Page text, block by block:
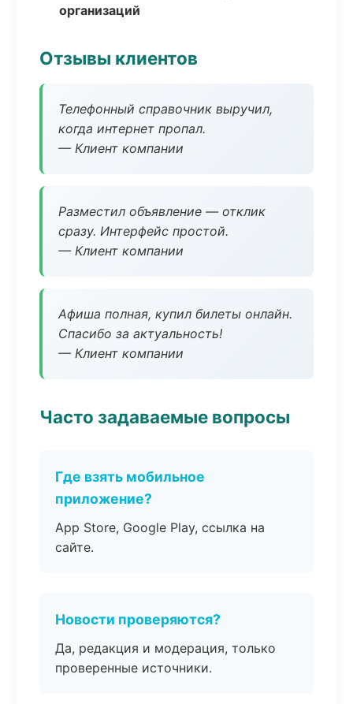
организаций
Отзывы клиентов
Телефонный справочник выручил,
когда интернет пропал.
— Клиент компании
Разместил объявление — отклик
сразу. Интерфейс простой.
— Клиент компании
Афиша полная, купил билеты онлайн.
Спасибо за актуальность!
— Клиент компании
Часто задаваемые вопросы
Где взять мобильное
приложение?
App Store, Google Play, ссылка на
сайте.
Новости проверяются?
Да, редакция и модерация, только
проверенные источники.